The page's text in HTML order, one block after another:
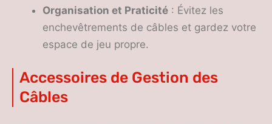
Organisation et Praticité : Évitez les
enchevêtrements de câbles et gardez votre
espace de jeu propre.
Accessoires de Gestion des
Câbles